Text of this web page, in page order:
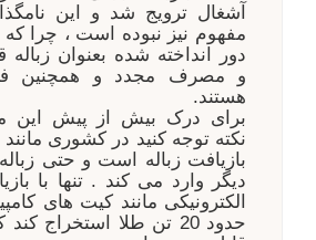
آشغال ترویج شد و این
مفهوم نیز نبوده است ، چرا که
دور انداخته شده بعنوان زباله
و مصرف مجدد و همچنین
هستند.
برای درک بیش از پیش این
نکته توجه کنید در کشوری مانند
بازیافت زباله است و حتی
دیگر وارد می کند . تنها با
الکترونیکی مانند کیت های
حدود 20 تن طلا استخراج